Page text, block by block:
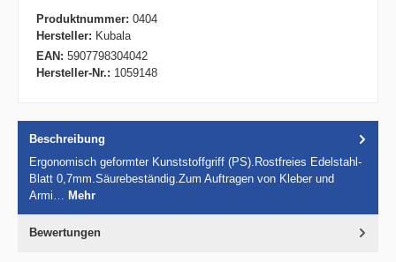
Produktnummer: 0404
Hersteller: Kubala
EAN: 5907798304042
Hersteller-Nr.: 1059148
Beschreibung
Ergonomisch geformter Kunststoffgriff (PS).Rostfreies Edelstahl-
Blatt 0,7mm.Säurebeständig.Zum Auftragen von Kleber und
Armi…
Mehr
Bewertungen